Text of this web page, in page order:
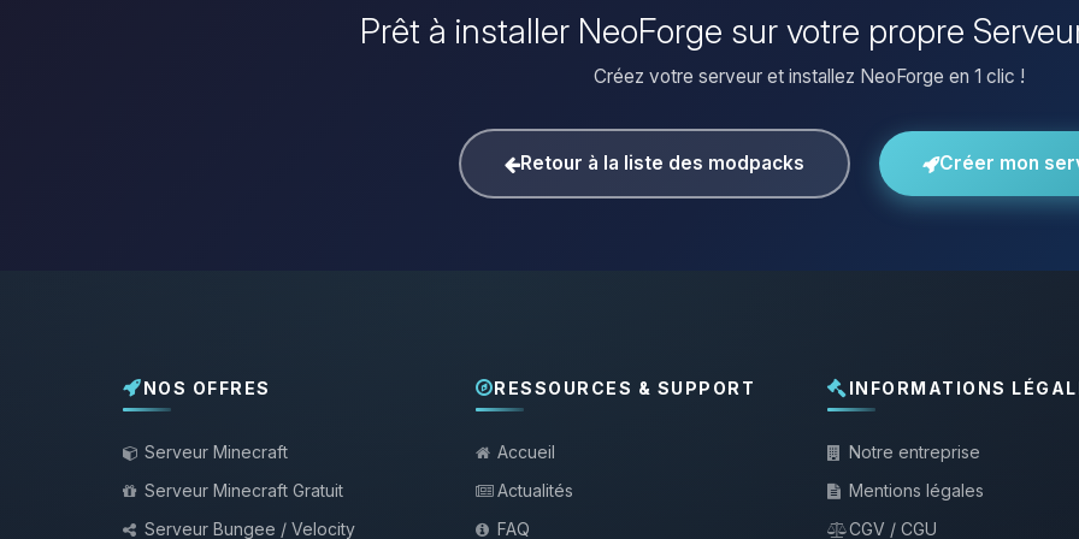
Prêt à installer NeoForge sur votre propre
Créez votre serveur et installez NeoForge en 1 clic !
Retour à la liste des modpacks Créer mon
NOS OFFRES
Serveur Minecraft
Serveur Minecraft Gratuit
Serveur Bungee / Velocity
RESSOURCES & SUPPORT
Accueil
Actualités
FAQ
INFORMATIONS
Notre entreprise
Mentions légales
CGV / CGU